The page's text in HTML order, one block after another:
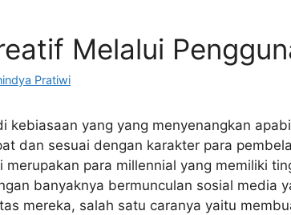
Melalui
Pratiwi
kebiasaan yang yang menyenangkan
dan sesuai dengan karakter para
merupakan para millennial yang memiliki
banyaknya bermunculan sosial media
mereka, salah satu caranya yaitu